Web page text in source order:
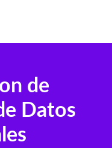
de
Datos